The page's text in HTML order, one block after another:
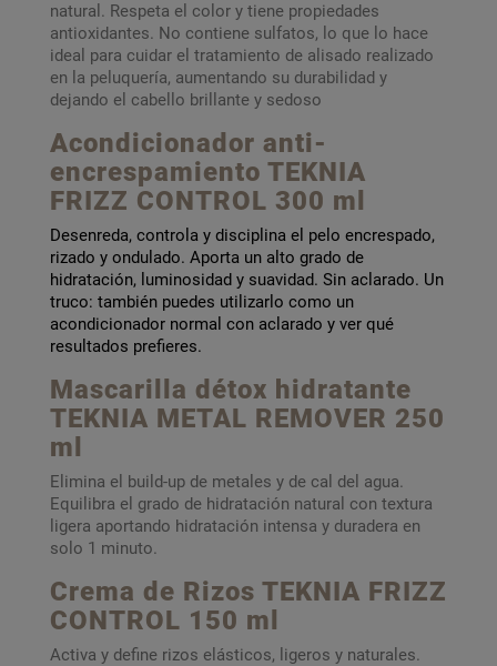
natural. Respeta el color y tiene propiedades
antioxidantes. No contiene sulfatos, lo que lo hace
ideal para cuidar el tratamiento de alisado realizado
en la peluquería, aumentando su durabilidad y
dejando el cabello brillante y sedoso
Acondicionador anti-
encrespamiento TEKNIA
FRIZZ CONTROL 300 ml
Desenreda, controla y disciplina el pelo encrespado,
rizado y ondulado. Aporta un alto grado de
hidratación, luminosidad y suavidad. Sin aclarado. Un
truco: también puedes utilizarlo como un
acondicionador normal con aclarado y ver qué
resultados prefieres.
Mascarilla détox hidratante
TEKNIA METAL REMOVER 250
ml
Elimina el build-up de metales y de cal del agua.
Equilibra el grado de hidratación natural con textura
ligera aportando hidratación intensa y duradera en
solo 1 minuto.
Crema de Rizos TEKNIA FRIZZ
CONTROL 150 ml
Activa y define rizos elásticos, ligeros y naturales.